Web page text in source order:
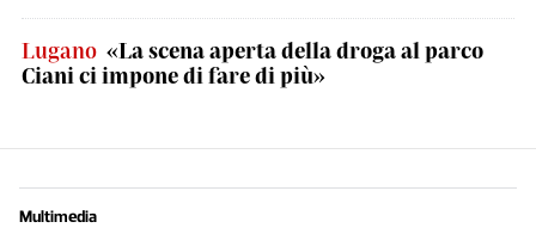
Lugano «La scena aperta della droga al parco
Ciani ci impone di fare di più»
Multimedia